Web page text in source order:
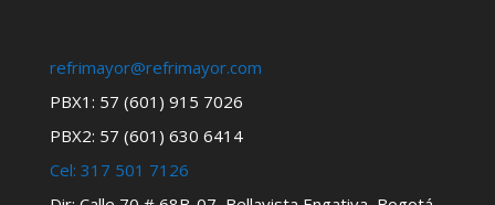
refrimayor@refrimayor.com
PBX1: 57 (601) 915 7026
PBX2: 57 (601) 630 6414
Cel: 317 501 7126